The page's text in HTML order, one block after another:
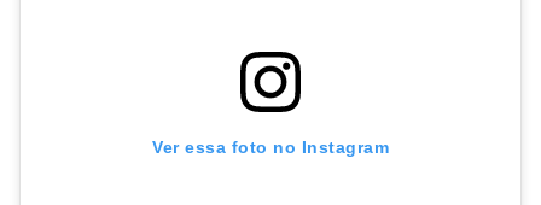
Ver essa foto no Instagram